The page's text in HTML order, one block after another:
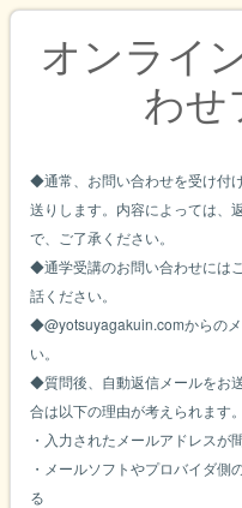
オンライ
わせ
◆通常、お問い合わせを受け付
送りします。内容によっては、
で、ご了承ください。
◆通学受講のお問い合わせには
話ください。
◆@yotsuyagakuin.comからの
い。
◆質問後、自動返信メールをお
合は以下の理由が考えられます。
・入力されたメールアドレスが
・メールソフトやプロバイダ
る